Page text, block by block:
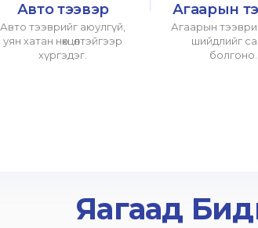
Авто тээвэр
Авто тээврийг аюулгүй,
уян хатан нөхцөлтэйгээр
хүргэдэг.
Агаарын
Агаарын
шийдлийг
болгоно.
Яагаад